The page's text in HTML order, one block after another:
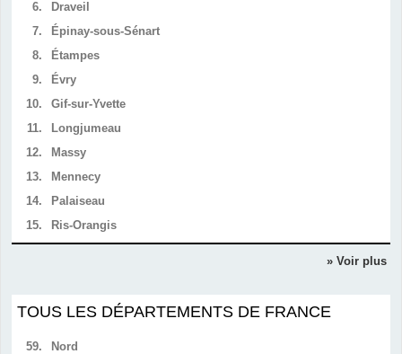
6.
Draveil
7.
Épinay-sous-Sénart
8.
Étampes
9.
Évry
10.
Gif-sur-Yvette
11.
Longjumeau
12.
Massy
13.
Mennecy
14.
Palaiseau
15.
Ris-Orangis
» Voir plus
TOUS LES DÉPARTEMENTS DE FRANCE
59.
Nord